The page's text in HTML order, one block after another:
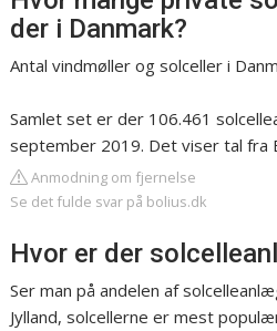
der i Danmark?
Antal vindmøller og solceller i
Samlet set er der 106.461
september 2019. Det viser tal fra
Anmodning om fjernelse
Se det fulde svar på bolius.dk
Hvor er der
Ser man på andelen af
Jylland, solcellerne er mest